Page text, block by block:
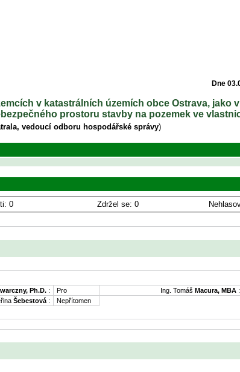
Dne
v katastrálních územích obce Ostrava, jako
prostoru stavby na pozemek ve
vedoucí odboru hospodářské správy)
0 Zdržel se: 0
Ph.D. : Pro Ing. Tomáš Macura, MBA :
Šebestová : Nepřítomen